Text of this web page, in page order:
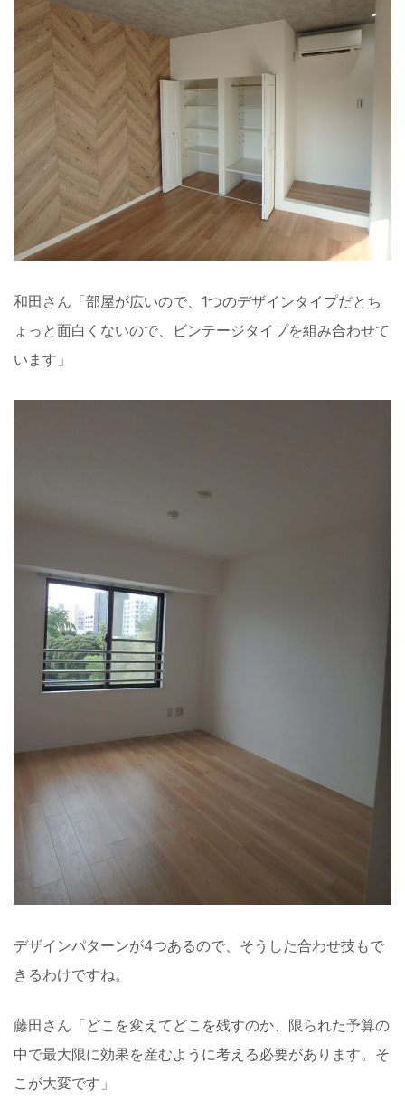
和田さん「部屋が広いので、1つのデザインタイプだとち
ょっと面白くないので、ビンテージタイプを組み合わせて
います」
デザインパターンが4つあるので、そうした合わせ技もで
きるわけですね。
藤田さん「どこを変えてどこを残すのか、限られた予算の
中で最大限に効果を産むように考える必要があります。そ
こが大変です」